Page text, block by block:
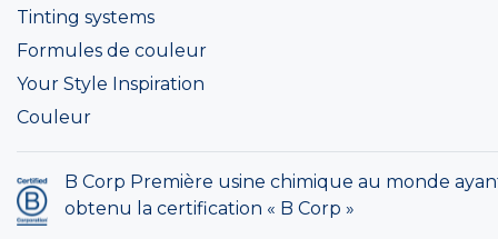
Tinting systems
Formules de couleur
Your Style Inspiration
Couleur
B Corp Première usine chimique au monde
obtenu la certification « B Corp »